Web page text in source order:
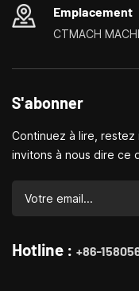
Emplacement
CTMACH
S'abonner
Continuez à lire,
invitons à nous dire ce
Hotline : +86-